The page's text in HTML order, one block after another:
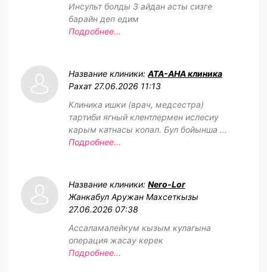
Инсульт болды 3 айдан асты сизге
барайн деп едим
Подробнее...
Название клиники: АТА-АНА клиника
Рахат 27.06.2026 11:13
Клиника ишки (врач, медсестра)
тартиби ягный клентлермен ислесиу
карым катнасы копал. Бул бойынша ...
Подробнее...
Название клиники: Nero-Lor
Жанкабул Аружан Махсеткызы
27.06.2026 07:38
Ассаламалейкум кызым кулагына
операция жасау керек
Подробнее...